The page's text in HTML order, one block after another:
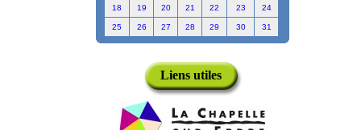
18 19 20 21 22 23 24
25 26 27 28 29 30 31
Liens utiles